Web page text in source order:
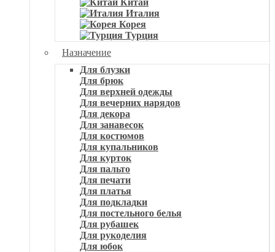
Китай
Италия
Корея
Турция
Назначение
Для блузки
Для брюк
Для верхней одежды
Для вечерних нарядов
Для декора
Для занавесок
Для костюмов
Для купальников
Для курток
Для пальто
Для печати
Для платья
Для подкладки
Для постельного белья
Для рубашек
Для рукоделия
Для юбок